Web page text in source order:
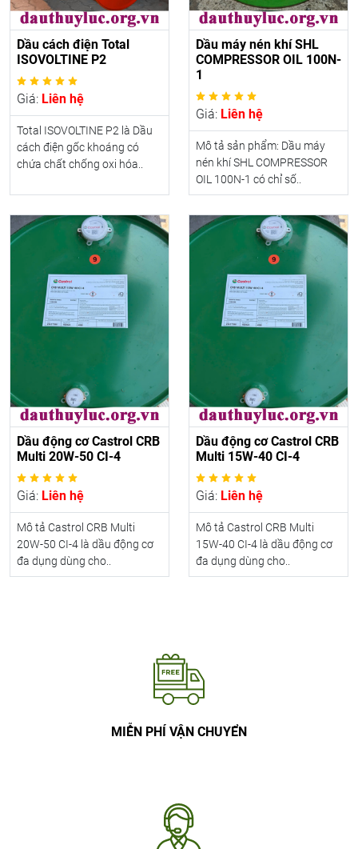
Dầu cách điện Total
ISOVOLTINE P2
Giá: Liên hệ
Total ISOVOLTINE P2 là Dầu
cách điện gốc khoáng có
chứa chất chống oxi hóa..
Dầu máy nén khí SHL
COMPRESSOR OIL 100N-
1
Giá: Liên hệ
Mô tả sản phẩm: Dầu máy
nén khí SHL COMPRESSOR
OIL 100N-1 có chỉ số..
Dầu động cơ Castrol CRB
Multi 20W-50 CI-4
Giá: Liên hệ
Mô tả Castrol CRB Multi
20W-50 CI-4 là dầu động cơ
đa dụng dùng cho..
Dầu động cơ Castrol CRB
Multi 15W-40 CI-4
Giá: Liên hệ
Mô tả Castrol CRB Multi
15W-40 CI-4 là dầu động cơ
đa dụng dùng cho..
MIỄN PHÍ VẬN CHUYỂN